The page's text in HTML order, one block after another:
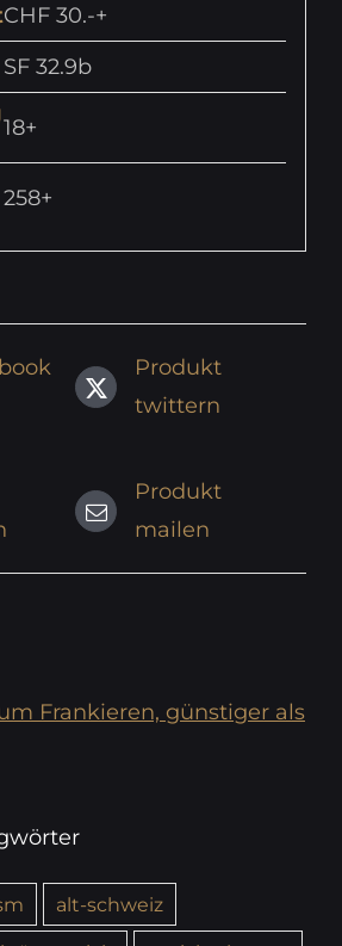
CHF 30.-+
SF 32.9b
18+
258+
Produkt
twittern
Produkt
mailen
Frankieren, günstiger als
alt-schweiz